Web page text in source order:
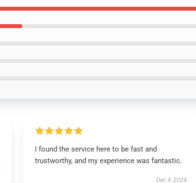
I found the service here to be fast and
trustworthy, and my experience was fantastic.
Dec 4, 2024